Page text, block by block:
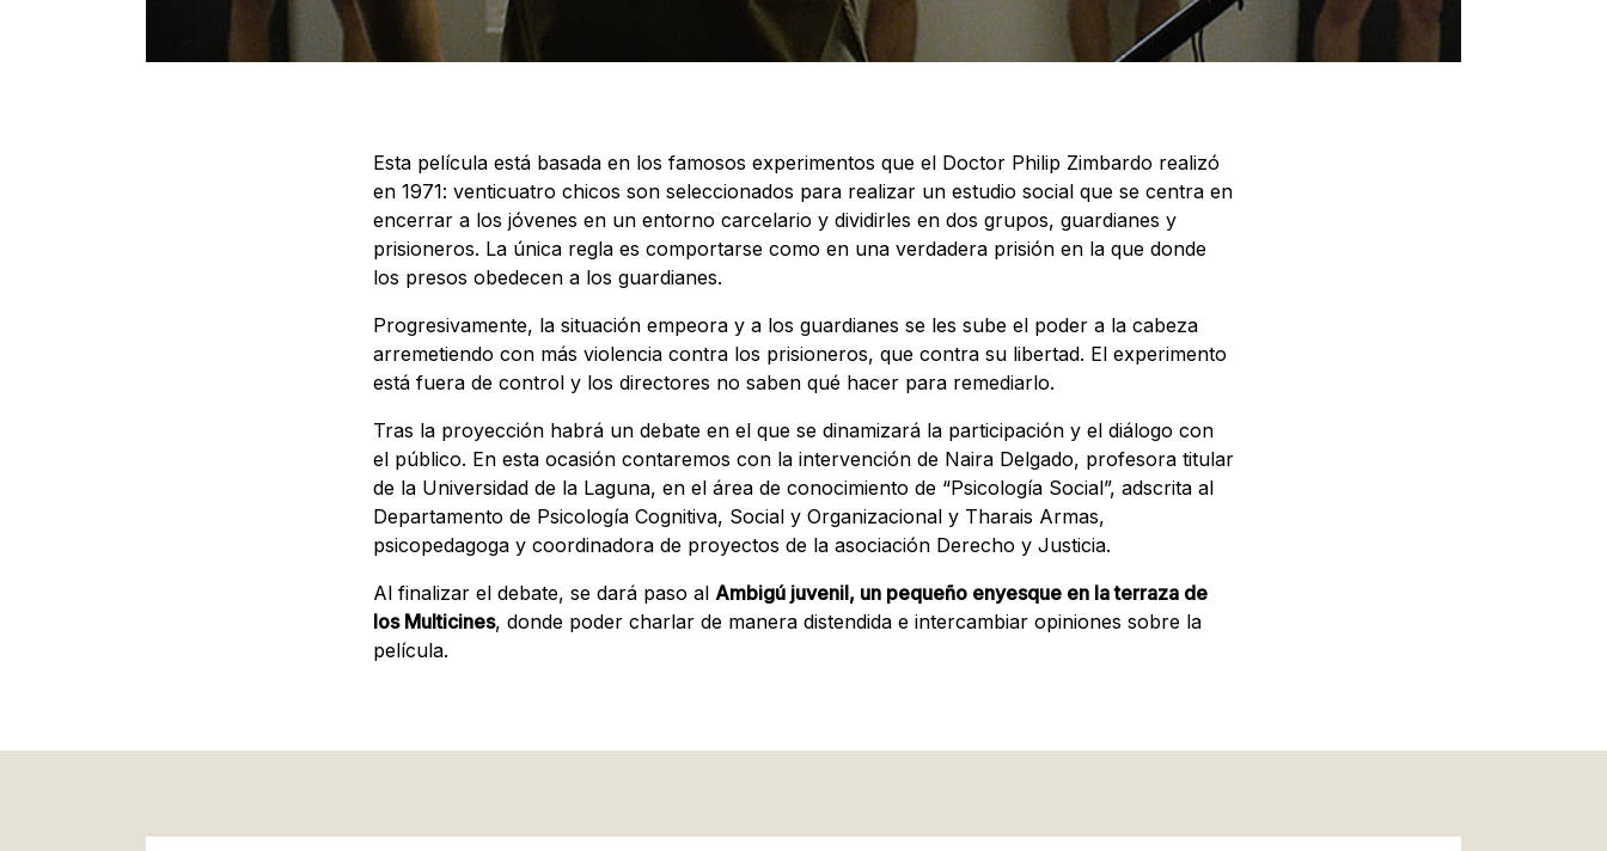
Esta película está basada en los famosos experimentos que el Doctor Philip Zimbardo realizó
en 1971: venticuatro chicos son seleccionados para realizar un estudio social que se centra en
encerrar a los jóvenes en un entorno carcelario y dividirles en dos grupos, guardianes y
prisioneros. La única regla es comportarse como en una verdadera prisión en la que donde
los presos obedecen a los guardianes.
Progresivamente, la situación empeora y a los guardianes se les sube el poder a la cabeza
arremetiendo con más violencia contra los prisioneros, que contra su libertad. El experimento
está fuera de control y los directores no saben qué hacer para remediarlo.
Tras la proyección habrá un debate en el que se dinamizará la participación y el diálogo con
el público. En esta ocasión contaremos con la intervención de Naira Delgado, profesora titular
de la Universidad de la Laguna, en el área de conocimiento de “Psicología Social”, adscrita al
Departamento de Psicología Cognitiva, Social y Organizacional y Tharais Armas,
psicopedagoga y coordinadora de proyectos de la asociación Derecho y Justicia.
Al finalizar el debate, se dará paso al Ambigú juvenil, un pequeño enyesque en la terraza de
los Multicines, donde poder charlar de manera distendida e intercambiar opiniones sobre la
película.